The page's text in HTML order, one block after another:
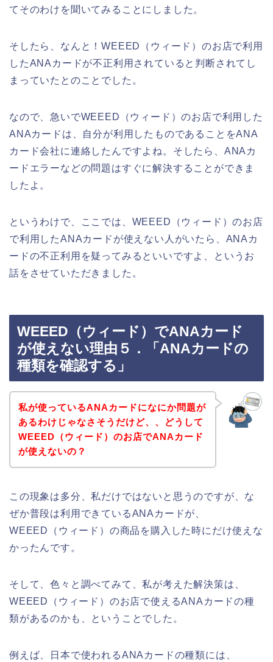
てそのわけを聞いてみることにしました。
そしたら、なんと！WEEED（ウィード）のお店で利用
したANAカードが不正利用されていると判断されてし
まっていたとのことでした。
なので、急いでWEEED（ウィード）のお店で利用した
ANAカードは、自分が利用したものであることをANA
カード会社に連絡したんですよね。そしたら、ANAカ
ードエラーなどの問題はすぐに解決することができま
したよ。
というわけで、ここでは、WEEED（ウィード）のお店
で利用したANAカードが使えない人がいたら、ANAカ
ードの不正利用を疑ってみるといいですよ、というお
話をさせていただきました。
WEEED（ウィード）でANAカード
が使えない理由５．「ANAカードの
種類を確認する」
私が使っているANAカードになにか問題が
あるわけじゃなさそうだけど、、どうして
WEEED（ウィード）のお店でANAカード
が使えないの？
この現象は多分、私だけではないと思うのですが、な
ぜか普段は利用できているANAカードが、
WEEED（ウィード）の商品を購入した時にだけ使えな
かったんです。
そして、色々と調べてみて、私が考えた解決策は、
WEEED（ウィード）のお店で使えるANAカードの種
類があるのかも、ということでした。
例えば、日本で使われるANAカードの種類には、